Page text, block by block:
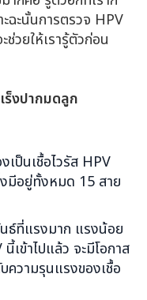
ฉะนั้นการตรวจ HPV
วยให้เรารู้ตัวก่อน
งปากมดลูก
เป็นเชื้อไวรัส HPV
มีอยู่ทั้งหมด 15 สาย
ธ์ที่แรงมาก แรงน้อย
เข้าไปแล้ว จะมีโอกาส
วามรุนแรงของเชื้อ